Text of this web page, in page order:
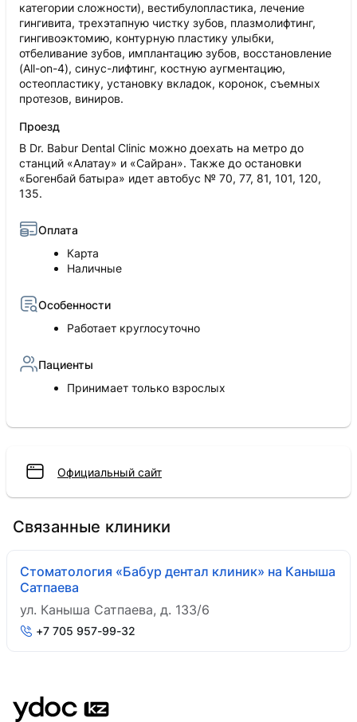
категории сложности), вестибулопластика, лечение
гингивита, трехэтапную чистку зубов, плазмолифтинг,
гингивоэктомию, контурную пластику улыбки,
отбеливание зубов, имплантацию зубов, восстановление
(All-on-4), синус-лифтинг, костную аугментацию,
остеопластику, установку вкладок, коронок, съемных
протезов, виниров.
Проезд
В Dr. Babur Dental Clinic можно доехать на метро до
станций «Алатау» и «Сайран». Также до остановки
«Богенбай батыра» идет автобус № 70, 77, 81, 101, 120,
135.
Оплата
Карта
Наличные
Особенности
Работает круглосуточно
Пациенты
Принимает только взрослых
Официальный сайт
Связанные клиники
Стоматология «Бабур дентал клиник» на Каныша
Сатпаева
​ул. Каныша Сатпаева, д. 133/6
+7 705 957-99-32